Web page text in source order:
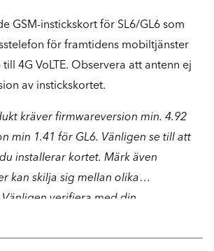
GSM-instickskort för SL6/GL6 som
för framtidens mobiltjänster
4G VoLTE. Observera att antenn ej
av instickskortet.
kräver firmwareversion min. 4.92
min 1.41 för GL6. Vänligen se till att
installerar kortet. Märk även
kan skilja sig mellan olika
verifiera med din
4G VoLTE. För mer information